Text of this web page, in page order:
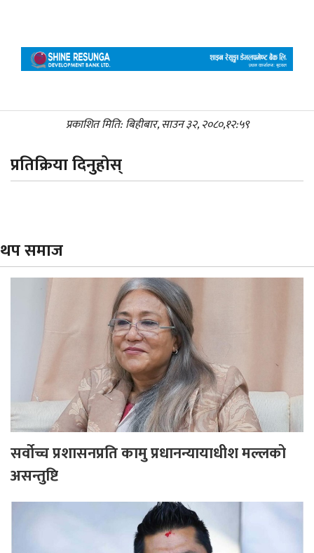
प्रकाशित मिति: बिहीबार, साउन ३२, २०८०,१२:५९
प्रतिक्रिया दिनुहोस्
थप समाज
सर्वोच्च प्रशासनप्रति कामु प्रधानन्यायाधीश मल्लको
असन्तुष्टि